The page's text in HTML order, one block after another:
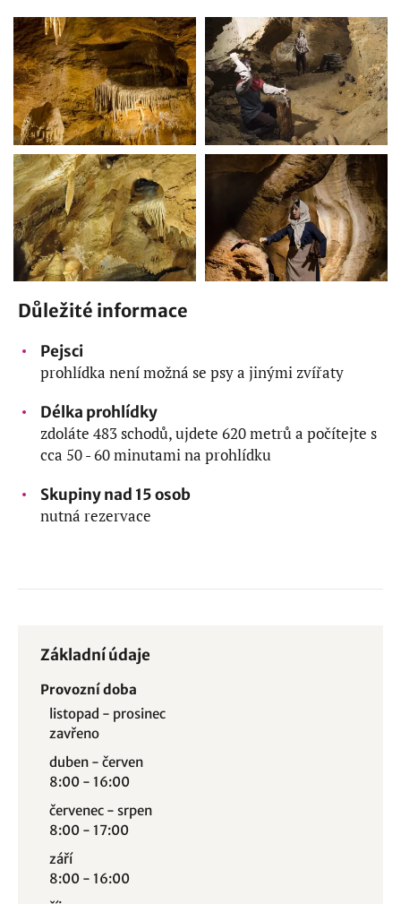
Důležité informace
Pejsci
prohlídka není možná se psy a jinými zvířaty
Délka prohlídky
zdoláte 483 schodů, ujdete 620 metrů a počítejte s
cca 50 - 60 minutami na prohlídku
Skupiny nad 15 osob
nutná rezervace
Základní údaje
Provozní doba
listopad - prosinec
zavřeno
duben - červen
8:00 - 16:00
červenec - srpen
8:00 - 17:00
září
8:00 - 16:00